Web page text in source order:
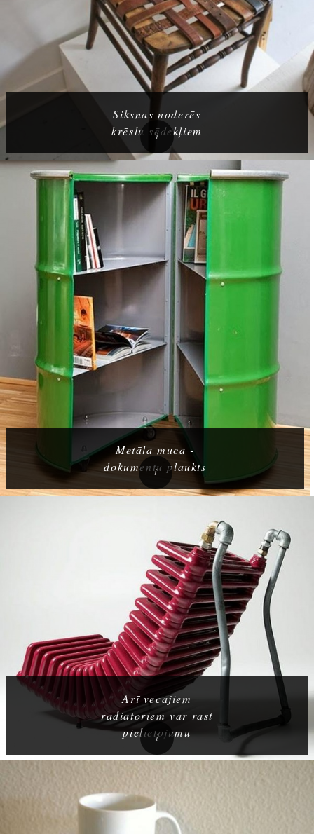
Siksnas noderēs
krēslu sēdekļiem
Metāla muca -
dokumentu plaukts
Arī vecajiem
radiatoriem var rast
pielietojumu